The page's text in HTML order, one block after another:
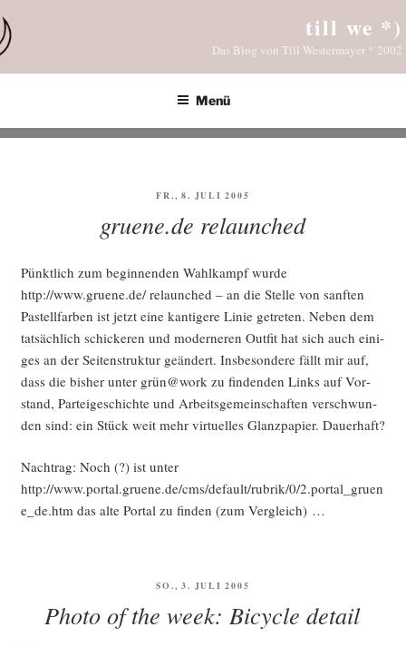
Inhalt
springen
till we *)
Das Blog von Till Westermayer * 2002
Menü
VERÖFFENTLICHT
FR., 8. JULI 2005
gruene.de relaunched
Pünkt­lich zum begin­nen­den Wahl­kampf wur­de
http://www.gruene.de/ relaun­ched – an die Stel­le von sanf­ten
Pas­tell­far­ben ist jetzt eine kan­ti­ge­re Linie getre­ten. Neben dem
tat­säch­lich schi­cke­ren und moder­ne­ren Out­fit hat sich auch eini­
ges an der Sei­ten­struk­tur geän­dert. Ins­be­son­de­re fällt mir auf,
dass die bis­her unter grün@work zu fin­den­den Links auf Vor­
stand, Par­tei­ge­schich­te und Arbeits­ge­mein­schaf­ten ver­schwun­
den sind: ein Stück weit mehr vir­tu­el­les Glanz­pa­pier. Dauerhaft?
Nach­trag: Noch (?) ist unter
http://www.portal.gruene.de/cms/default/rubrik/0/2.portal_gruen
e_de.htm das alte Por­tal zu fin­den (zum Vergleich) …
VERÖFFENTLICHT
SO., 3. JULI 2005
Photo of the week: Bicycle detail